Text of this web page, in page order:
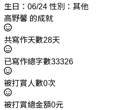
生日：06/24 性別：其他
高野馨 的成就
共寫作天數28天
已寫作總字數33326
被打賞人數0次
被打賞總金額0元